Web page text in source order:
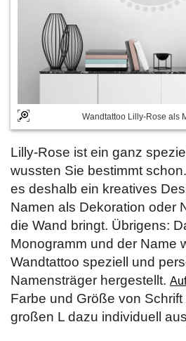
Wandtattoo Lilly-Rose als
Lilly-Rose ist ein ganz
wussten Sie bestimmt
es deshalb ein kreatives
Namen als Dekoration oder
die Wand bringt. Übrigens:
Monogramm und der Name
Wandtattoo speziell und
Namensträger hergestellt.
Farbe und Größe von
großen L dazu individuell